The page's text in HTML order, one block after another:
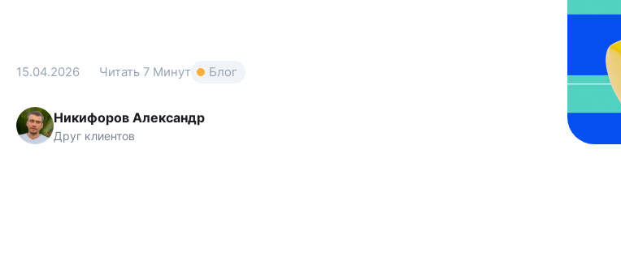
новости с вашего сайта в социальные сети
Нейросеть, который помогает маркетологам
15.04.2026 Читать 7 Минут Блог
Никифоров Александр
Друг клиентов